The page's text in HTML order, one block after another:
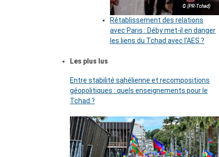
© (PR-Tchad)
Rétablissement des relations
avec Paris : Déby met-il en danger
les liens du Tchad avec l’AES ?
Les plus lus
Entre stabilité sahélienne et recompositions
géopolitiques : quels enseignements pour le
Tchad ?